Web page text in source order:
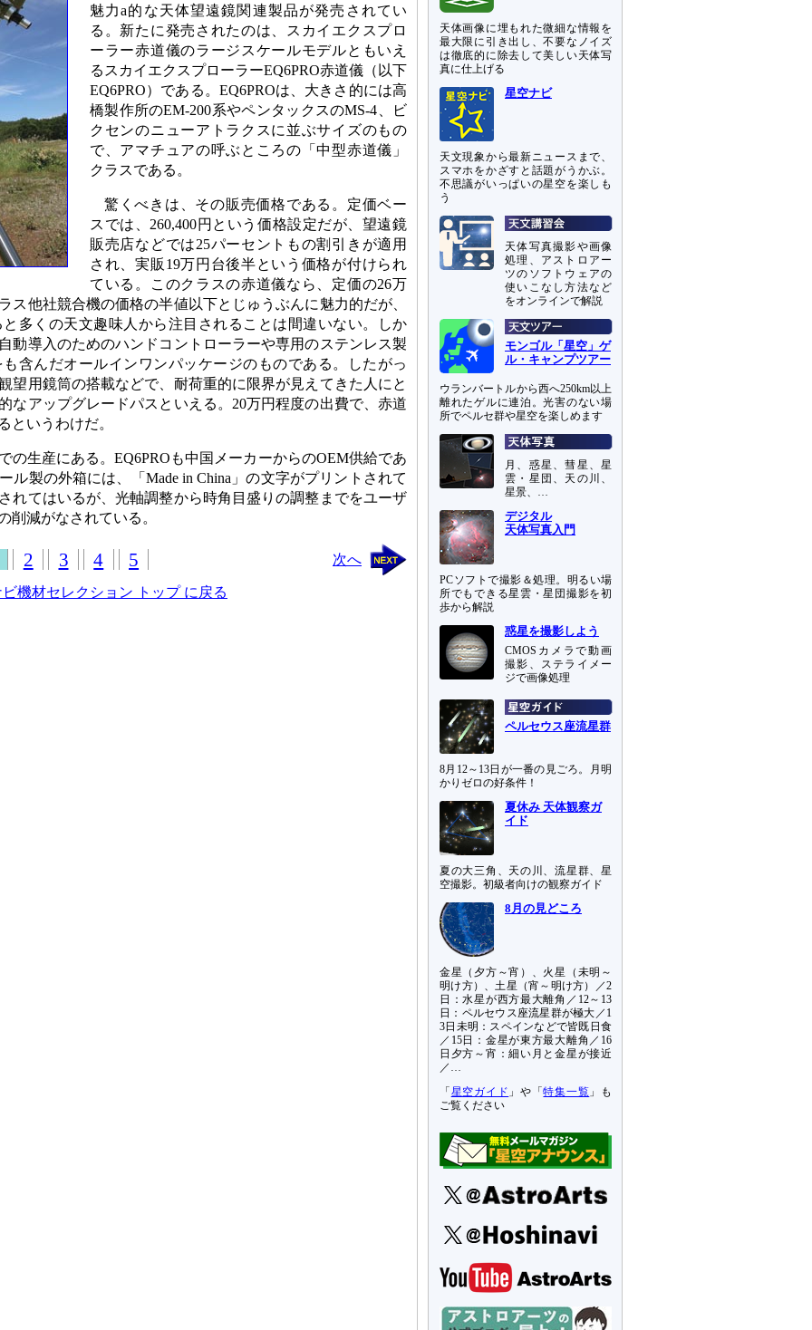
魅力a的な天体望遠鏡関連製品が発売されてい
る。新たに発売されたのは、スカイエクスプロ
ーラー赤道儀のラージスケールモデルともいえ
るスカイエクスプローラーEQ6PRO赤道儀（以下
EQ6PRO）である。EQ6PROは、大きさ的には高
橋製作所のEM-200系やペンタックスのMS-4、ビ
クセンのニューアトラクスに並ぶサイズのもの
で、アマチュアの呼ぶところの「中型赤道儀」
クラスである。
驚くべきは、その販売価格である。定価ベー
スでは、260,400円という価格設定だが、望遠鏡
販売店などでは25パーセントもの割引きが適用
され、実販19万円台後半という価格が付けられ
ている。このクラスの赤道儀なら、定価の26万
ス他社競合機の価格の半値以下とじゅうぶんに魅力的だが、
多くの天文趣味人から注目されることは間違いない。しか
動導入のためのハンドコントローラーや専用のステンレス製
含んだオールインワンパッケージのものである。したがっ
望用鏡筒の搭載などで、耐荷重的に限界が見えてきた人にと
なアップグレードパスといえる。20万円程度の出費で、赤道
というわけだ。
の生産にある。EQ6PROも中国メーカーからのOEM供給であ
ル製の外箱には、「Made in China」の文字がプリントされて
れてはいるが、光軸調整から時角目盛りの調整までをユーザ
削減がなされている。
次へ
2 3 4 5
機材セレクション トップ に戻る
天体画像に埋もれた微細な情報を
最大限に引き出し、不要なノイズ
は徹底的に除去して美しい天体写
真に仕上げる
星空ナビ
天文現象から最新ニュースまで、
スマホをかざすと話題がうかぶ。
不思議がいっぱいの星空を楽しも
う
天体写真撮影や画像
処理、アストロアー
ツのソフトウェアの
使いこなし方法など
をオンラインで解説
モンゴル「星空」ゲ
ル・キャンプツアー
ウランバートルから西へ250km以上
離れたゲルに連泊。光害のない場
所でペルセ群や星空を楽しめます
月、惑星、彗星、星
雲・星団、天の川、
星景、…
デジタル
天体写真入門
PCソフトで撮影＆処理。明るい場
所でもできる星雲・星団撮影を初
歩から解説
惑星を撮影しよう
CMOSカメラで動画
撮影、ステライメー
ジで画像処理
ペルセウス座流星群
8月12～13日が一番の見ごろ。月明
かりゼロの好条件！
夏休み 天体観察ガ
イド
夏の大三角、天の川、流星群、星
空撮影。初級者向けの観察ガイド
8月の見どころ
金星（夕方～宵）、火星（未明～
明け方）、土星（宵～明け方）／2
日：水星が西方最大離角／12～13
日：ペルセウス座流星群が極大／1
3日未明：スペインなどで皆既日食
／15日：金星が東方最大離角／16
日夕方～宵：細い月と金星が接近
／…
「 星空ガイド 」や「特集一覧 」も
ご覧ください